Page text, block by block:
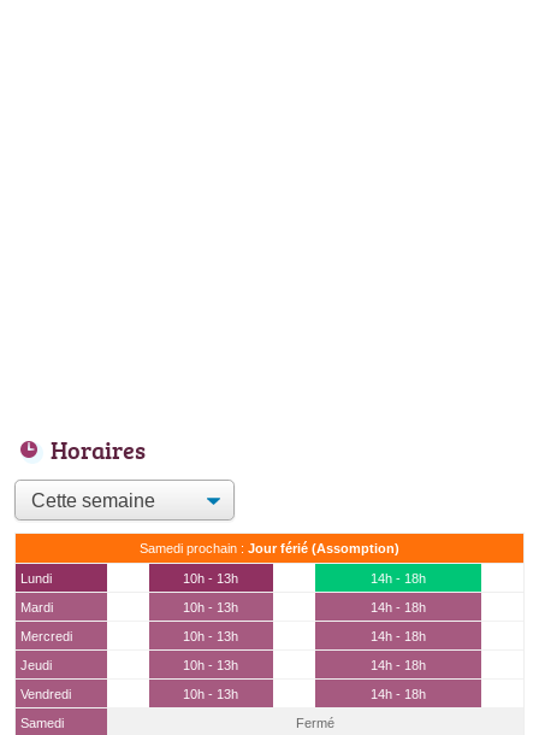
Horaires
Samedi prochain : Jour férié (Assomption)
Lundi 10h - 13h
14h - 18h
Mardi
10h - 13h
14h - 18h
Mercredi
10h - 13h
14h - 18h
Jeudi
10h - 13h
14h - 18h
Vendredi
10h - 13h
14h - 18h
Samedi
Fermé